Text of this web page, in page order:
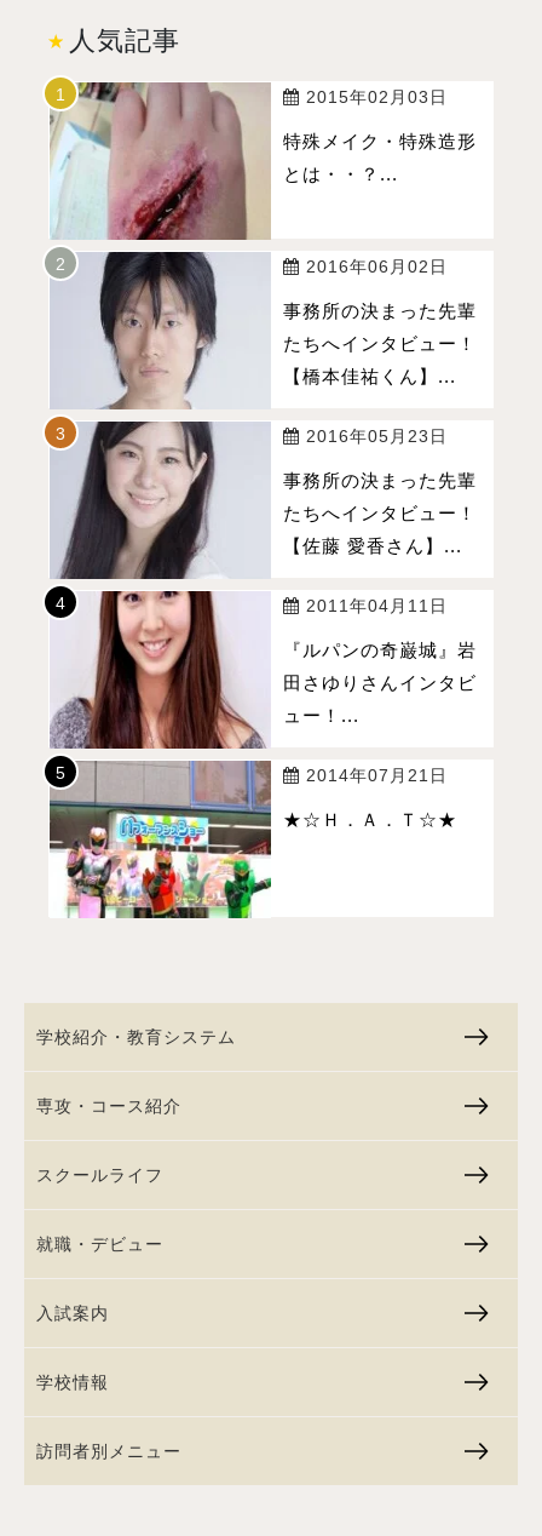
人気記事
2015年02月03日
特殊メイク・特殊造形
とは・・？...
2016年06月02日
事務所の決まった先輩
たちへインタビュー！
【橋本佳祐くん】...
2016年05月23日
事務所の決まった先輩
たちへインタビュー！
【佐藤 愛香さん】...
2011年04月11日
『ルパンの奇巌城』岩
田さゆりさんインタビ
ュー！...
2014年07月21日
★☆Ｈ．Ａ．Ｔ☆★
学校紹介・教育システム
専攻・コース紹介
スクールライフ
就職・デビュー
入試案内
学校情報
訪問者別メニュー